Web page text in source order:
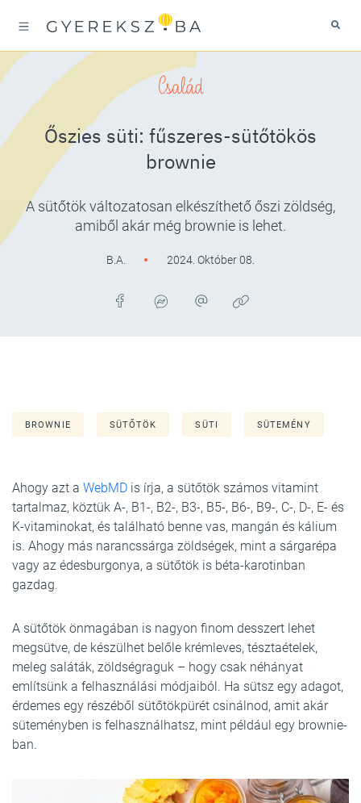
Család
Őszies süti: fűszeres-sütőtökös
brownie
A sütőtök változatosan elkészíthető őszi zöldség,
amiből akár még brownie is lehet.
B.A. 2024. Október 08.
BROWNIE SÜTŐTÖK SÜTI SÜTEMÉNY
Ahogy azt a WebMD is írja, a sütőtök számos vitamint
tartalmaz, köztük A-, B1-, B2-, B3-, B5-, B6-, B9-, C-, D-, E- és
K-vitaminokat, és található benne vas, mangán és kálium
is. Ahogy más narancssárga zöldségek, mint a sárgarépa
vagy az édesburgonya, a sütőtök is béta-karotinban
gazdag.
A sütőtök önmagában is nagyon finom desszert lehet
megsütve, de készülhet belőle krémleves, tésztaételek,
meleg saláták, zöldségraguk – hogy csak néhányat
említsünk a felhasználási módjaiból. Ha sütsz egy adagot,
érdemes egy részéből sütőtökpürét csinálnod, amit akár
süteményben is felhasználhatsz, mint például egy brownie-
ban.